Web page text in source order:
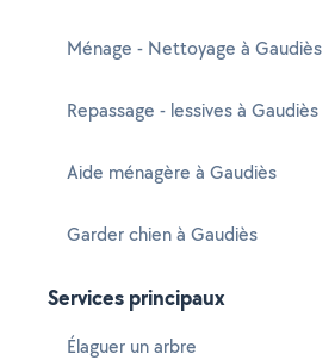
Ménage - Nettoyage à Gaudiès
Repassage - lessives à Gaudiès
Aide ménagère à Gaudiès
Garder chien à Gaudiès
Services principaux
Élaguer un arbre